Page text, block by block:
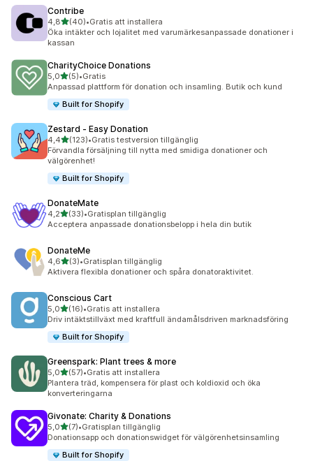
Contribe
4,8av 5 stjärnor
(40)
40 recensioner totalt
•Gratis att installera
Öka intäkter och lojalitet med varumärkesanpassade donationer i
kassan
CharityChoice Donations
5,0av 5 stjärnor
(5)
5 recensioner totalt
•Gratis
Anpassad plattform för donation och insamling. Butik och kund
Built for Shopify
Zestard ‑ Easy Donation
4,4av 5 stjärnor
(123)
123 recensioner totalt
•Gratis testversion tillgänglig
Förvandla försäljning till nytta med smidiga donationer och
välgörenhet!
Built for Shopify
DonateMate
4,2av 5 stjärnor
(33)
33 recensioner totalt
•Gratisplan tillgänglig
Acceptera anpassade donationsbelopp i hela din butik
DonateMe
4,6av 5 stjärnor
(3)
3 recensioner totalt
•Gratisplan tillgänglig
Aktivera flexibla donationer och spåra donatoraktivitet.
Conscious Cart
5,0av 5 stjärnor
(16)
16 recensioner totalt
•Gratis att installera
Driv intäktstillväxt med kraftfull ändamålsdriven marknadsföring
Built for Shopify
Greenspark: Plant trees & more
5,0av 5 stjärnor
(57)
57 recensioner totalt
•Gratis att installera
Plantera träd, kompensera för plast och koldioxid och öka
konverteringarna
Givonate: Charity & Donations
5,0av 5 stjärnor
(7)
7 recensioner totalt
•Gratisplan tillgänglig
Donationsapp och donationswidget för välgörenhetsinsamling
Built for Shopify